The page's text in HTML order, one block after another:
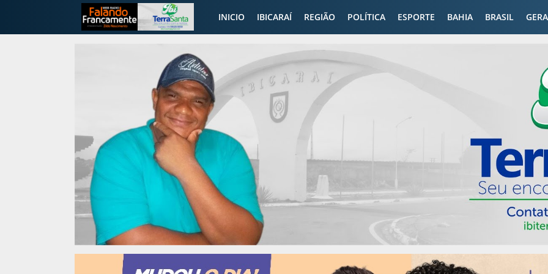
INICIO IBICARAÍ REGIÃO POLÍTICA ESPORTE BAHIA BRASIL